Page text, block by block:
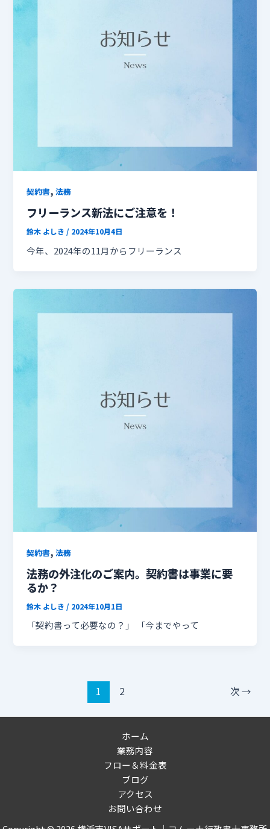
契約書,法務
フリーランス新法にご注意を！
鈴木 よしき / 2024年10月4日
今年、2024年の11月からフリーランス
契約書,法務
法務の外注化のご案内。契約書は事業に要
るか？
鈴木 よしき / 2024年10月1日
「契約書って必要なの？」 「今までやって
1 2 次→
ホーム
業務内容
フロー＆料金表
ブログ
アクセス
お問い合わせ